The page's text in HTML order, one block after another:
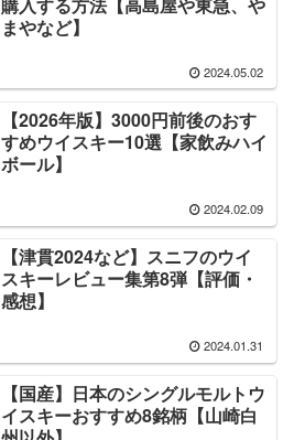
まやなど】
2024.05.02
【2026年版】3000円前後のおす
すめウイスキー10選【家飲みハイ
ボール】
2024.02.09
【津貫2024など】スニフのウイ
スキーレビュー集第8弾【評価・
感想】
2024.01.31
【国産】日本のシングルモルトウ
イスキーおすすめ8銘柄【山崎白